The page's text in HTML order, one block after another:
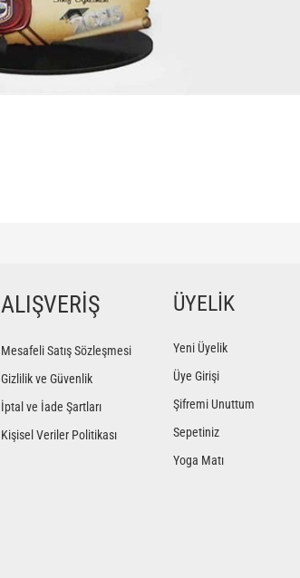
Yorum Yaz
ALIŞVERİŞ
Mesafeli Satış Sözleşmesi
Gizlilik ve Güvenlik
İptal ve İade Şartları
Kişisel Veriler Politikası
ÜYELİK
Yeni Üyelik
Üye Girişi
Şifremi Unuttum
Sepetiniz
Yoga Matı